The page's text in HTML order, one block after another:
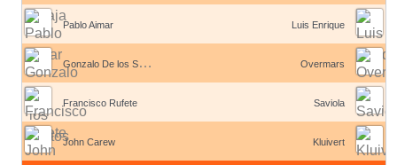
Pablo Aimar
G
onzalo De los Santos
Francisco Rufete
John Carew
Luis Enrique
Overmars
Saviola
Kluivert